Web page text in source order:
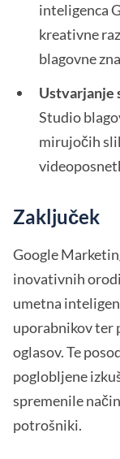
inteligenca
kreativne
blagovne
Ustvarjanje
Studio
mirujočih
Zaključek
Google
inovativnih
umetna
uporabnikov ter
oglasov. Te
poglobljene
spremenile
potrošniki.